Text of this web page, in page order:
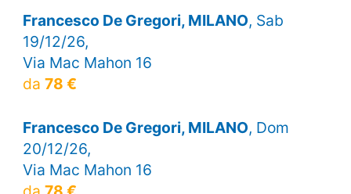
Francesco De Gregori, MILANO, Sab
19/12/26,
Via Mac Mahon 16
da 78 €
Francesco De Gregori, MILANO, Dom
20/12/26,
Via Mac Mahon 16